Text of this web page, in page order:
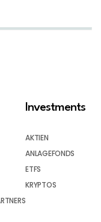
Investments
AKTIEN
ANLAGEFONDS
ETFS
KRYPTOS